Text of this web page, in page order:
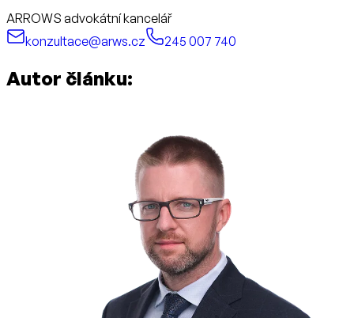
ARROWS advokátní kancelář
konzultace@arws.cz
245 007 740
Autor článku: